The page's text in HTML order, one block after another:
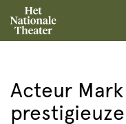
Acteur